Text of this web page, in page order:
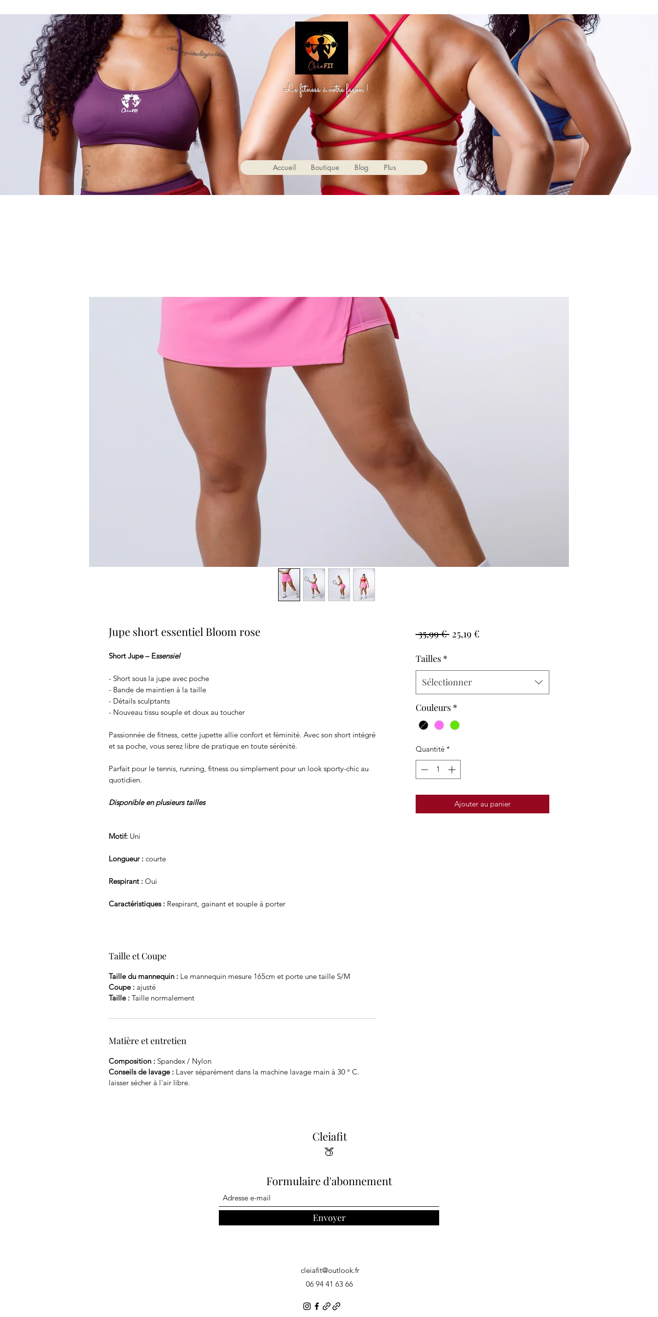
Le fitness à votre façon !
Accueil Boutique Blog Plus
Jupe short essentiel Bloom rose
Short Jupe – Essensiel
- Short sous la jupe avec poche
- Bande de maintien à la taille
- Détails sculptants
- Nouveau tissu souple et doux au toucher
Passionnée de fitness, cette jupette allie confort et féminité. Avec son short intégré
et sa poche, vous serez libre de pratique en toute sérénité.
Parfait pour le tennis, running, fitness ou simplement pour un look sporty-chic au
quotidien.
Disponible en plusieurs tailles
Motif: Uni
Longueur : courte
Respirant : Oui
Caractéristiques : Respirant, gainant et souple à porter
Taille et Coupe
Taille du mannequin : Le mannequin mesure 165cm et porte une taille S/M
Coupe : ajusté
Taille : Taille normalement
Matière et entretien
Composition : Spandex / Nylon
Conseils de lavage : Laver séparément dans la machine lavage main à 30 ° C.
laisser sécher à l'air libre.
35,99 € Prix
25,19 €Prix
Tailles *
Sélectionner
Couleurs *
Quantité *
Ajouter au panier
Se connecter
Cleiafit
🍑
Formulaire d'abonnement
Envoyer
cleiafit@outlook.fr
06 94 41 63 66